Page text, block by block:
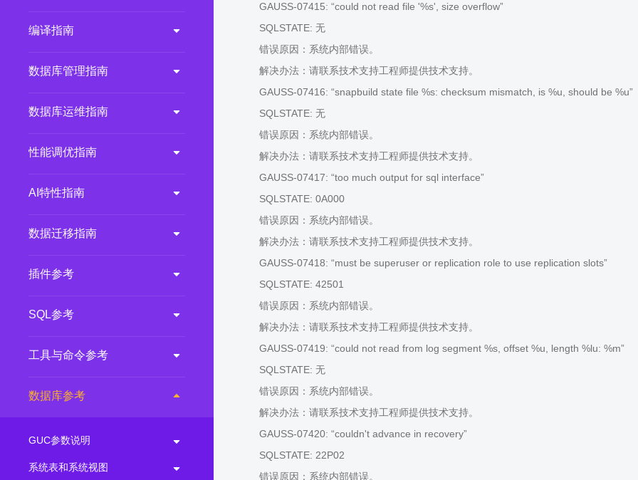
编译指南
数据库管理指南
数据库运维指南
性能调优指南
AI特性指南
数据迁移指南
插件参考
SQL参考
工具与命令参考
数据库参考
GUC参数说明
系统表和系统视图
GAUSS-07415: “could not read file '%s', size overflow”
SQLSTATE: 无
错误原因：系统内部错误。
解决办法：请联系技术支持工程师提供技术支持。
GAUSS-07416: “snapbuild state file %s: checksum mismatch, is %u, should be %u”
SQLSTATE: 无
错误原因：系统内部错误。
解决办法：请联系技术支持工程师提供技术支持。
GAUSS-07417: “too much output for sql interface”
SQLSTATE: 0A000
错误原因：系统内部错误。
解决办法：请联系技术支持工程师提供技术支持。
GAUSS-07418: “must be superuser or replication role to use replication slots”
SQLSTATE: 42501
错误原因：系统内部错误。
解决办法：请联系技术支持工程师提供技术支持。
GAUSS-07419: “could not read from log segment %s, offset %u, length %lu: %m”
SQLSTATE: 无
错误原因：系统内部错误。
解决办法：请联系技术支持工程师提供技术支持。
GAUSS-07420: “couldn't advance in recovery”
SQLSTATE: 22P02
错误原因：系统内部错误。